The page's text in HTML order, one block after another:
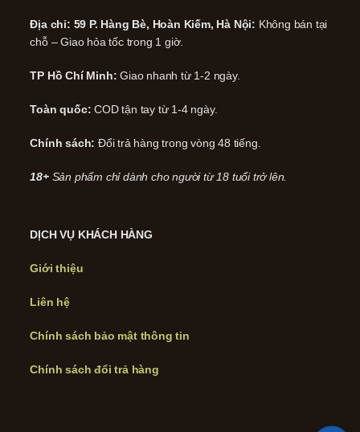
Địa chỉ: 59 P. Hàng Bè, Hoàn Kiếm, Hà Nội: Không bán tại
chỗ – Giao hỏa tốc trong 1 giờ.
TP Hồ Chí Minh: Giao nhanh từ 1-2 ngày.
Toàn quốc: COD tận tay từ 1-4 ngày.
Chính sách: Đổi trả hàng trong vòng 48 tiếng.
18+ Sản phẩm chỉ dành cho người từ 18 tuổi trở lên.
DỊCH VỤ KHÁCH HÀNG
Giới thiệu
Liên hệ
Chính sách bảo mật thông tin
Chính sách đổi trả hàng